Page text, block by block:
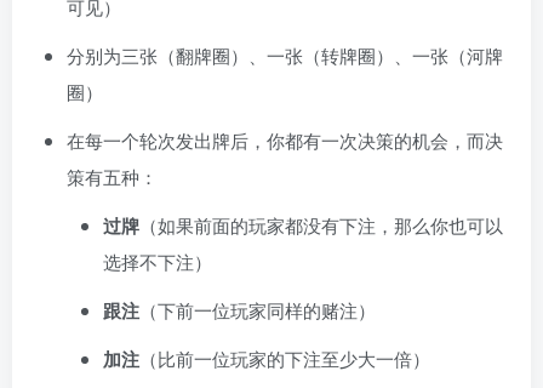
可见）
分别为三张（翻牌圈）、一张（转牌圈）、一张（河牌
圈）
在每一个轮次发出牌后，你都有一次决策的机会，而决
策有五种：
过牌 （如果前面的玩家都没有下注，那么你也可以
选择不下注）
跟注 （下前一位玩家同样的赌注）
加注 （比前一位玩家的下注至少大一倍）